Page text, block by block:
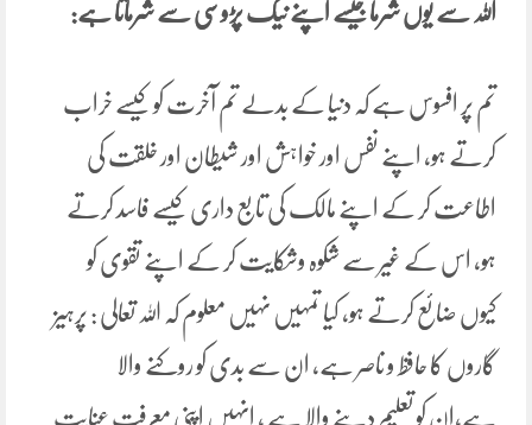
اللہ سے یوں شرما جیسے اپنے نیک پڑوسی سے شرماتا ہے:
تم پر افسوس ہے کہ دنیا کے بدلے تم آخرت کو کیسے خراب
کرتے ہو، اپنے نفس اور خواہش اور شیطان اور خلقت کی
اطاعت کر کے اپنے مالک کی تابع داری کیسے فاسد کرتے
ہو، اس کے غیر سے شکوہ وشکایت کر کے اپنے تقوی کو
کیوں ضائع کرتے ہو، کیا تمہیں نہیں معلوم کہ اللہ تعالی : پرہیز
گاروں کا حافظ و ناصر ہے، ان سے بدی کو روکنے والا
ہے،ان کو تعلیم دینے والا ہے , انہیں اپنی معرفت عنایت